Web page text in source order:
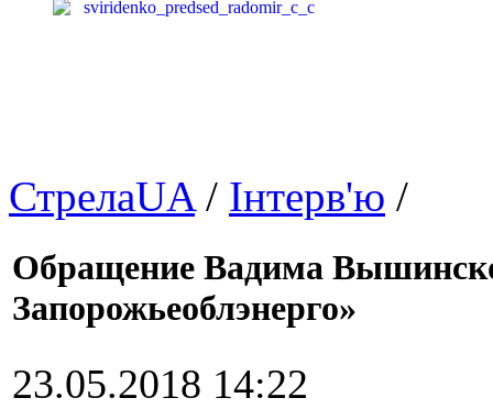
СтрелаUA/ Інтерв'ю /
Обращение Вадима
Запорожьеоблэнерго»
23.05.2018 14:22